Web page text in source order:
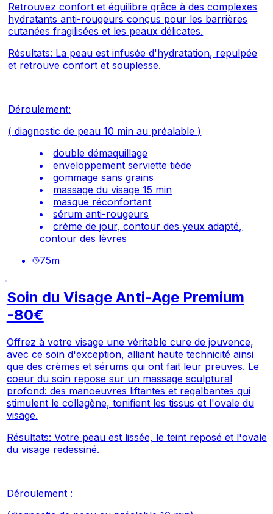
Retrouvez confort et équilibre grâce à des complexes
hydratants anti-rougeurs conçus pour les barrières
cutanées fragilisées et les peaux délicates.
Résultats: La peau est infusée d'hydratation, repulpée
et retrouve confort et souplesse.
Déroulement:
( diagnostic de peau 10 min au préalable )
double démaquillage
enveloppement serviette tiède
gommage sans grains
massage du visage 15 min
masque réconfortant
sérum anti-rougeurs
crème de jour, contour des yeux adapté,
contour des lèvres
75m
Soin du Visage Anti-Age Premium
-80€
Offrez à votre visage une véritable cure de jouvence,
avec ce soin d'exception, alliant haute technicité ainsi
que des crèmes et sérums qui ont fait leur preuves. Le
coeur du soin repose sur un massage sculptural
profond: des manoeuvres liftantes et regalbantes qui
stimulent le collagène, tonifient les tissus et l'ovale du
visage.
Résultats: Votre peau est lissée, le teint reposé et l'ovale
du visage redessiné.
Déroulement :